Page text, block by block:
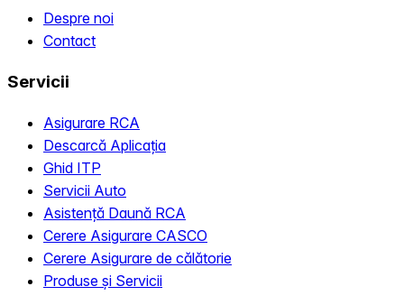
Despre noi
Contact
Servicii
Asigurare RCA
Descarcă Aplicația
Ghid ITP
Servicii Auto
Asistență Daună RCA
Cerere Asigurare CASCO
Cerere Asigurare de călătorie
Produse și Servicii